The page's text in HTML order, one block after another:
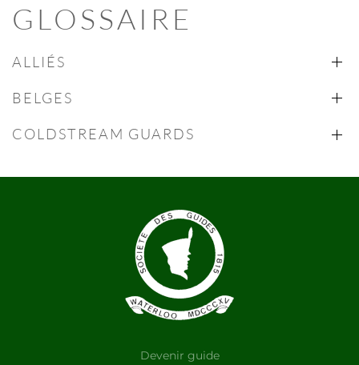
GLOSSAIRE
ALLIÉS
BELGES
COLDSTREAM GUARDS
Devenir guide